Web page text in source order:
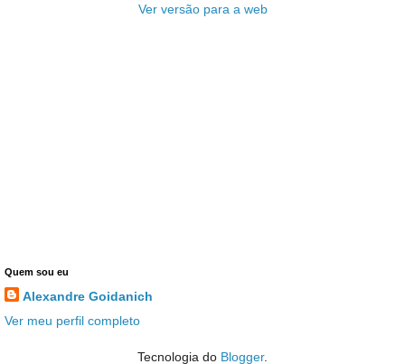
Ver versão para a web
Quem sou eu
Alexandre Goidanich
Ver meu perfil completo
Tecnologia do Blogger.